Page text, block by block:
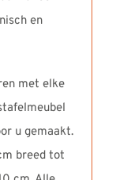
en
met elke
u gemaakt.
breed tot